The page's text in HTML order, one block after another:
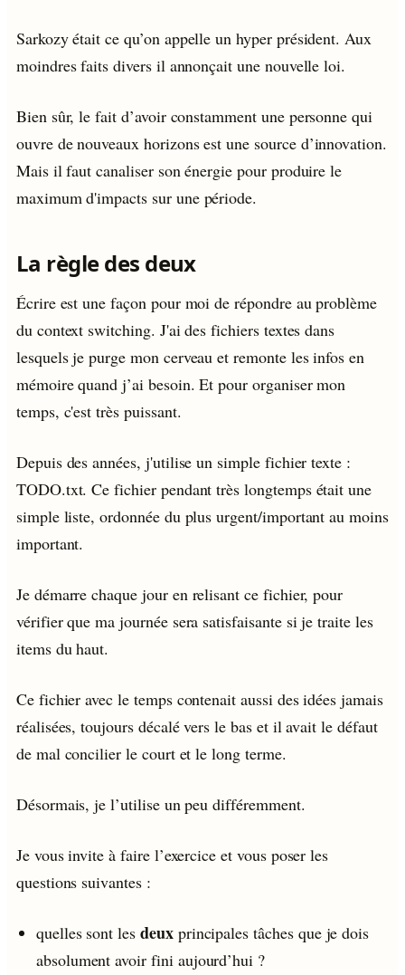
Sarkozy était ce qu’on appelle un hyper président. Aux
moindres faits divers il annonçait une nouvelle loi.
Bien sûr, le fait d’avoir constamment une personne qui
ouvre de nouveaux horizons est une source d’innovation.
Mais il faut canaliser son énergie pour produire le
maximum d'impacts sur une période.
La règle des deux
Écrire est une façon pour moi de répondre au problème
du context switching. J'ai des fichiers textes dans
lesquels je purge mon cerveau et remonte les infos en
mémoire quand j’ai besoin. Et pour organiser mon
temps, c'est très puissant.
Depuis des années, j'utilise un simple fichier texte :
TODO.txt. Ce fichier pendant très longtemps était une
simple liste, ordonnée du plus urgent/important au moins
important.
Je démarre chaque jour en relisant ce fichier, pour
vérifier que ma journée sera satisfaisante si je traite les
items du haut.
Ce fichier avec le temps contenait aussi des idées jamais
réalisées, toujours décalé vers le bas et il avait le défaut
de mal concilier le court et le long terme.
Désormais, je l’utilise un peu différemment.
Je vous invite à faire l’exercice et vous poser les
questions suivantes :
quelles sont lesdeuxprincipales tâches que je dois
absolument avoir fini aujourd’hui ?